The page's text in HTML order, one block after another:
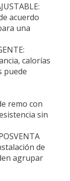
acuerdo
una
calorías
puede
remo con
sin
de
agrupar